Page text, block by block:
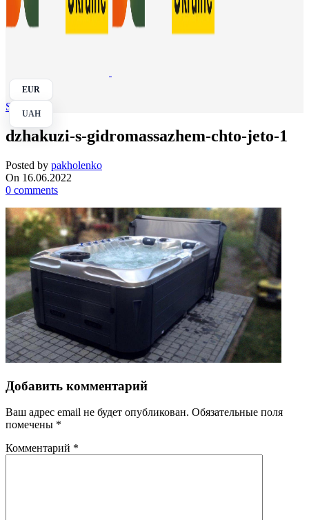
EUR
UAH
Search
dzhakuzi-s-gidromassazhem-chto-jeto-1
Posted by pakholenko
On 16.06.2022
0 comments
Добавить комментарий
Ваш адрес email не будет опубликован. Обязательные поля
помечены *
Комментарий *